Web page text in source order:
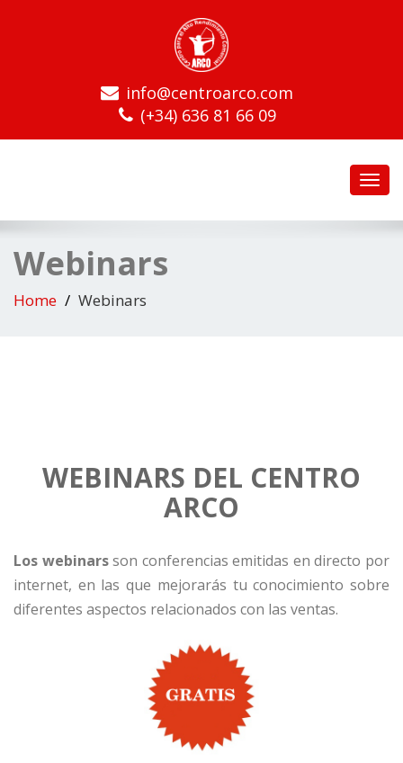
info@centroarco.com
(+34) 636 81 66 09
Webinars
Home Webinars
WEBINARS DEL CENTRO
ARCO
Los webinarsson conferencias emitidas en directo por
internet, en las que mejorarás tu conocimiento sobre
diferentes aspectos relacionados con las ventas.